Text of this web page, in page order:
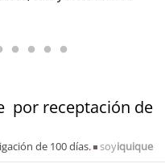
por receptación de
de 100 días. soyiquique